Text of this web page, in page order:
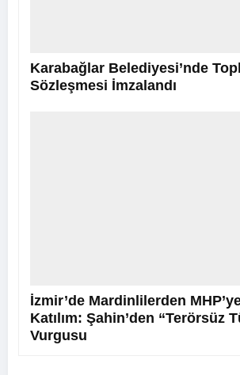
Karabağlar Belediyesi’nde
Sözleşmesi İmzalandı
İzmir’de Mardinlilerden
Katılım: Şahin’den “Terörsüz
Vurgusu